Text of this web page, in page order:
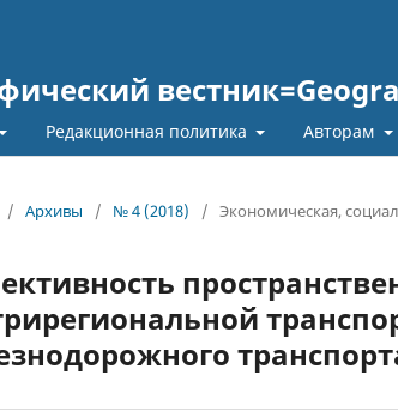
Редакционная политика Авторам
/ Архивы / № 4 (2018) / Экономическая,